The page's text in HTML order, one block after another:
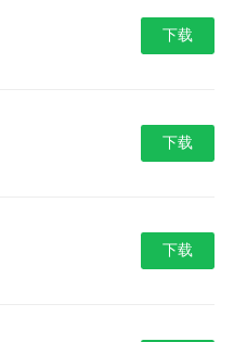
下载
下载
下载